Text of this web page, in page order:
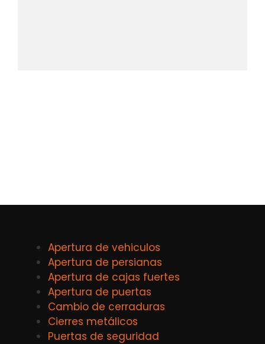
Apertura de vehiculos
Apertura de persianas
Apertura de cajas fuertes
Apertura de puertas
Cambio de cerraduras
Cierres metálicos
Puertas de seguridad